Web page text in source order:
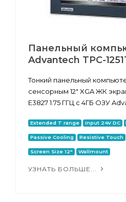
Панельный
Advantech TPC-
Тонкий панельный
сенсорным 12" XGA ЖК
E3827 1.75 ГГЦ с 4ГБ ОЗУ
Extended T range Input 24V DC
Passive Cooling Resistive Touch
Screen Size 12" Wallmount
УЗНАТЬ БОЛЬШЕ...